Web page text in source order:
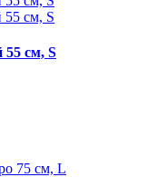
см, S